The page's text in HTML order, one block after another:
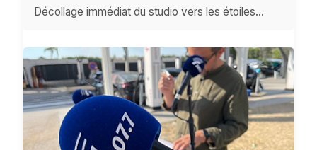
Décollage immédiat du studio vers les étoiles...